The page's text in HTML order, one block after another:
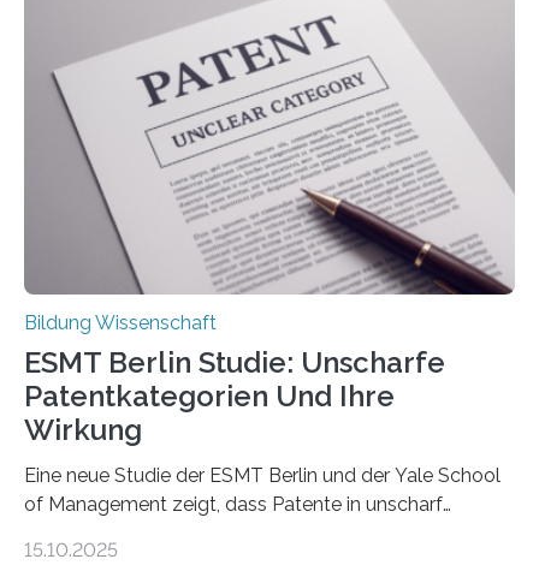
damit gemacht haben, kann entscheidend
beeinflussen, wie Schmerzen verlaufen und welche
Therapien wirken. Diese individuellen Überzeugungen
stehen im Mittelpunkt einer aktuellen Studie der
Hochschule Bochum. Im Rahmen des
Promotionsprojekts „BACKCamPAIN“ führt die
Doktorandin Deborah Jost (Hochschule Bochum,
Promotionskolleg NRW) derzeit eine Online-Umfrage
durch. Ziel ist es, herauszufinden,…
Bildung Wissenschaft
ESMT Berlin Studie: Unscharfe
Patentkategorien Und Ihre
Wirkung
Eine neue Studie der ESMT Berlin und der Yale School
of Management zeigt, dass Patente in unscharf
häufiger zu bahnbrechenden Innovationen führen und
15.10.2025